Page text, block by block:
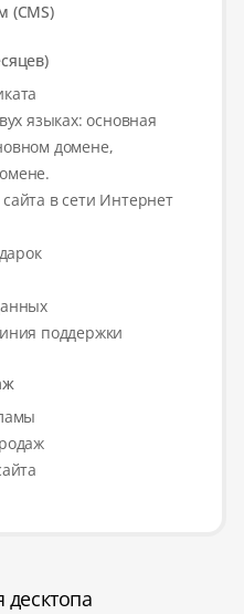
(CMS)
языках: основная
домене,
в сети Интернет
поддержки
десктопа